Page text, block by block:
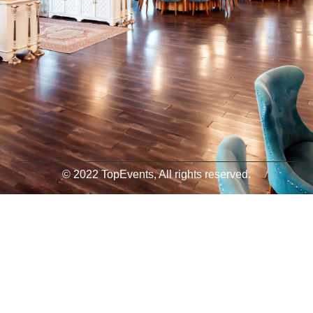
© 2022 TopEvents, All rights reserved.